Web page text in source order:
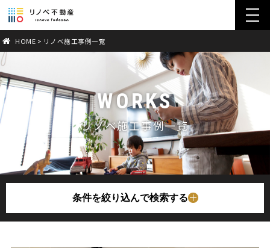
HOME > リノベ施工事例一覧
WORKS
リノベ施工事例一覧
条件を絞り込んで検索する